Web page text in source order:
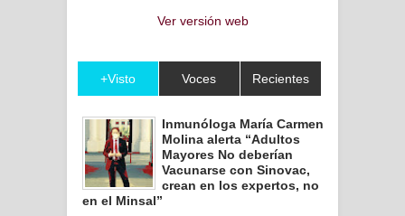
Ver versión web
+Visto Voces Recientes
Inmunóloga María Carmen
Molina alerta “Adultos
Mayores No deberían
Vacunarse con Sinovac,
crean en los expertos, no
en el Minsal”